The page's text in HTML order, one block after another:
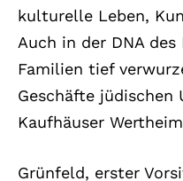
kulturelle Leben,
Auch in der DNA
Familien tief
Geschäfte jüdischen
Kaufhäuser
Grünfeld, erster